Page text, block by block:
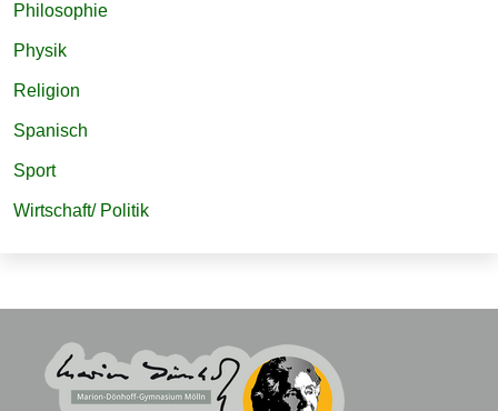
Philosophie
Physik
Religion
Spanisch
Sport
Wirtschaft/ Politik